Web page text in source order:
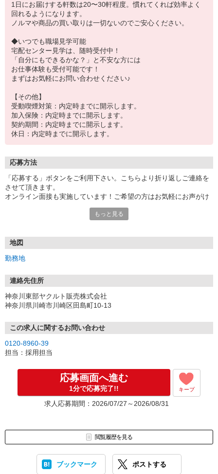
1日にお届けする軒数は20〜30軒程度。慣れてくれば効率よく
回れるようになります。
ノルマや商品の買い取りは一切ないのでご安心ください。
◆いつでも職場見学可能
宅配センター見学は、随時受付中！
「自分にもできるかな？」と不安な方には
お仕事体験も受付可能です！
まずはお気軽にお問い合わせください♪
【その他】
受動喫煙対策：内定時までに開示します。
加入保険：内定時までに開示します。
契約期間：内定時までに開示します。
休日：内定時までに開示します。
応募方法
「応募する」ボタンをご利用下さい。こちらより折り返しご連絡を
させて頂きます。
オンライン面接も実施しています！ご希望の方はお気軽にお声がけ
もっと見る
地図
勤務地
連絡先住所
神奈川東部ヤクルト販売株式会社
神奈川県川崎市川崎区田島町10-13
この求人に関するお問い合わせ
0120-8960-39
担当：採用担当
応募画面へ進む
1分で応募完了!! キープ
求人応募期間：2026/07/27～2026/08/31
閲覧履歴を見る
ブックマーク ポストする